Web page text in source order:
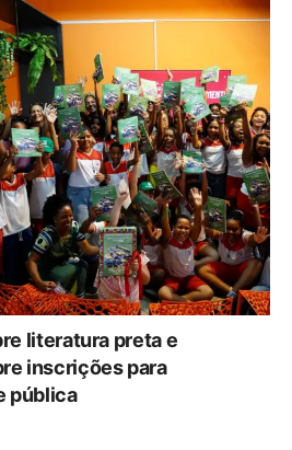
literatura preta e
inscrições para
pública